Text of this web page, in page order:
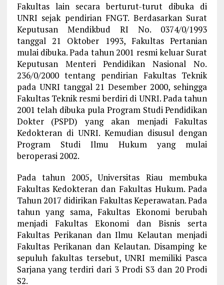
Fakultas lain secara berturut-turut dibuka di
UNRI sejak pendirian FNGT. Berdasarkan Surat
Keputusan Mendikbud RI No. 0374/0/1993
tanggal 21 Oktober 1993, Fakultas Pertanian
mulai dibuka. Pada tahun 2001 resmi keluar Surat
Keputusan Menteri Pendidikan Nasional No.
236/0/2000 tentang pendirian Fakultas Teknik
pada UNRI tanggal 21 Desember 2000, sehingga
Fakultas Teknik resmi berdiri di UNRI. Pada tahun
2001 telah dibuka pula Program Studi Pendidikan
Dokter (PSPD) yang akan menjadi Fakultas
Kedokteran di UNRI. Kemudian disusul dengan
Program Studi Ilmu Hukum yang mulai
beroperasi 2002.
Pada tahun 2005, Universitas Riau membuka
Fakultas Kedokteran dan Fakultas Hukum. Pada
Tahun 2017 didirikan Fakultas Keperawatan. Pada
tahun yang sama, Fakultas Ekonomi berubah
menjadi Fakultas Ekonomi dan Bisnis serta
Fakultas Perikanan dan Ilmu Kelautan menjadi
Fakultas Perikanan dan Kelautan. Disamping ke
sepuluh fakultas tersebut, UNRI memiliki Pasca
Sarjana yang terdiri dari 3 Prodi S3 dan 20 Prodi
S2.